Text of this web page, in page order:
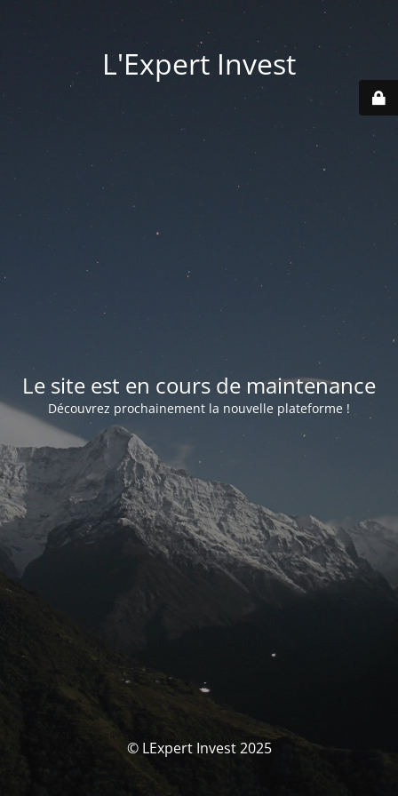
L'Expert Invest
Le site est en cours de maintenance
Découvrez prochainement la nouvelle plateforme !
© LExpert Invest 2025